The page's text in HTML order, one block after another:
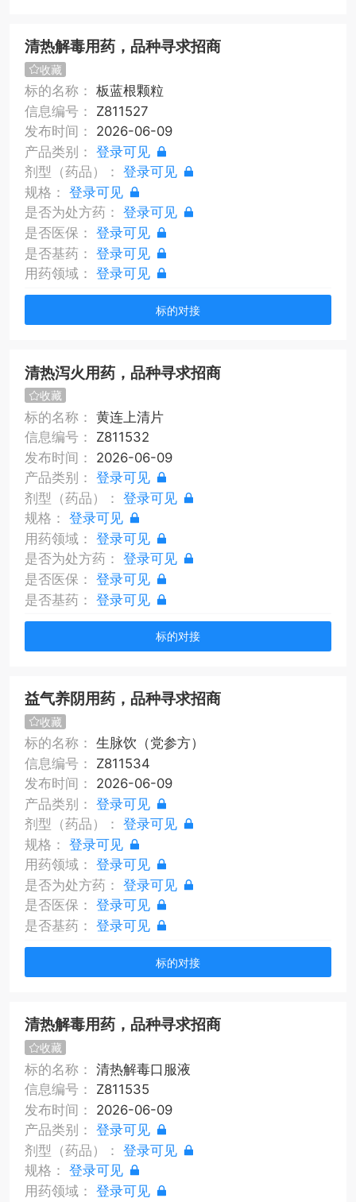
清热解毒用药，品种寻求招商
收藏
标的名称：板蓝根颗粒
信息编号： Z811527
发布时间： 2026-06-09
产品类别：登录可见
剂型（药品）：登录可见
规格：登录可见
是否为处方药：登录可见
是否医保：登录可见
是否基药：登录可见
用药领域：登录可见
标的对接
清热泻火用药，品种寻求招商
收藏
标的名称：黄连上清片
信息编号： Z811532
发布时间： 2026-06-09
产品类别：登录可见
剂型（药品）：登录可见
规格：登录可见
用药领域：登录可见
是否为处方药：登录可见
是否医保：登录可见
是否基药：登录可见
标的对接
益气养阴用药，品种寻求招商
收藏
标的名称：生脉饮（党参方）
信息编号： Z811534
发布时间： 2026-06-09
产品类别：登录可见
剂型（药品）：登录可见
规格：登录可见
用药领域：登录可见
是否为处方药：登录可见
是否医保：登录可见
是否基药：登录可见
标的对接
清热解毒用药，品种寻求招商
收藏
标的名称：清热解毒口服液
信息编号： Z811535
发布时间： 2026-06-09
产品类别：登录可见
剂型（药品）：登录可见
规格：登录可见
用药领域：登录可见